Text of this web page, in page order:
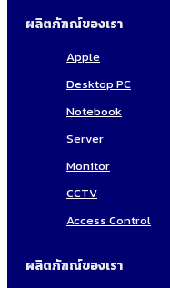
ผลิตภัฑณ์ของเรา
Apple
Desktop PC
Notebook
Server
Monitor
CCTV
Access Control
ผลิตภัฑณ์ของเรา